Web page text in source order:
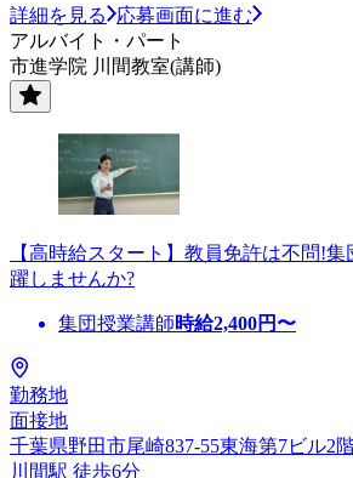
詳細を見る
応募画面に進む
アルバイト・パート
市進学院 川間教室(講師)
【高時給スタート】教員免許は不問!
躍しませんか?
集団授業講師時給2,400円〜
勤務地
面接地
千葉県野田市尾崎837-55東海第7ビル2
川間駅 徒歩6分